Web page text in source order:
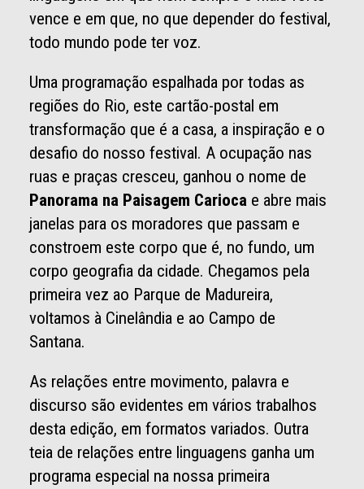
vence e em que, no que depender do festival,
todo mundo pode ter voz.
Uma programação espalhada por todas as
regiões do Rio, este cartão-postal em
transformação que é a casa, a inspiração e o
desafio do nosso festival. A ocupação nas
ruas e praças cresceu, ganhou o nome de
Panorama na Paisagem Cariocae abre mais
janelas para os moradores que passam e
constroem este corpo que é, no fundo, um
corpo geografia da cidade. Chegamos pela
primeira vez ao Parque de Madureira,
voltamos à Cinelândia e ao Campo de
Santana.
As relações entre movimento, palavra e
discurso são evidentes em vários trabalhos
desta edição, em formatos variados. Outra
teia de relações entre linguagens ganha um
programa especial na nossa primeira